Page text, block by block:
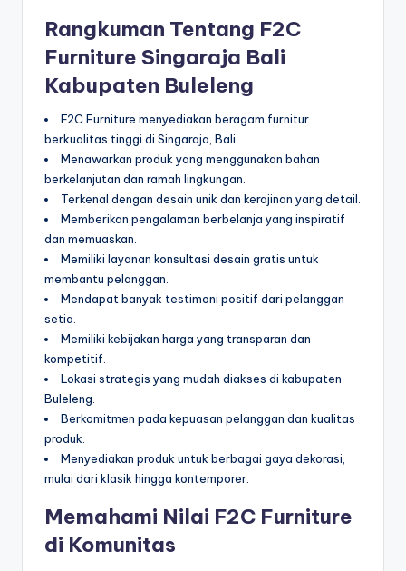
Rangkuman Tentang F2C
Furniture Singaraja Bali
Kabupaten Buleleng
F2C Furniture menyediakan beragam furnitur
berkualitas tinggi di Singaraja, Bali.
Menawarkan produk yang menggunakan bahan
berkelanjutan dan ramah lingkungan.
Terkenal dengan desain unik dan kerajinan yang detail.
Memberikan pengalaman berbelanja yang inspiratif
dan memuaskan.
Memiliki layanan konsultasi desain gratis untuk
membantu pelanggan.
Mendapat banyak testimoni positif dari pelanggan
setia.
Memiliki kebijakan harga yang transparan dan
kompetitif.
Lokasi strategis yang mudah diakses di kabupaten
Buleleng.
Berkomitmen pada kepuasan pelanggan dan kualitas
produk.
Menyediakan produk untuk berbagai gaya dekorasi,
mulai dari klasik hingga kontemporer.
Memahami Nilai F2C Furniture
di Komunitas